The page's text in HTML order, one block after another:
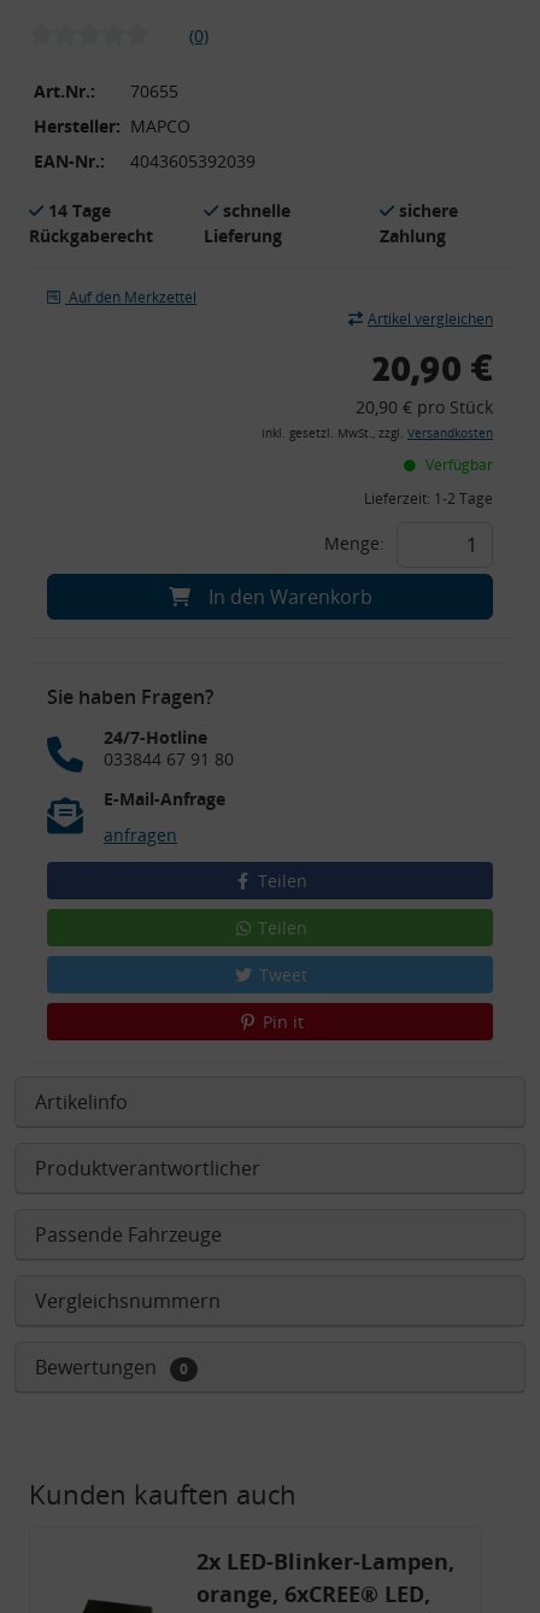
(0)
Art.Nr.:
70655
Hersteller: MAPCO
EAN-Nr.:
4043605392039
14 Tage
Rückgaberecht
schnelle
Lieferung
sichere
Zahlung
Auf den Merkzettel
Artikel vergleichen
20,90 €
20,90 € pro Stück
inkl. gesetzl. MwSt., zzgl. Versandkosten
Verfügbar
Lieferzeit: 1-2 Tage
Menge:
In den Warenkorb
Sie haben Fragen?
24/7-Hotline
033844 67 91 80
E-Mail-Anfrage
anfragen
Teilen
Teilen
Tweet
Pin it
Artikelinfo
Produktverantwortlicher
Passende Fahrzeuge
Vergleichsnummern
Bewertungen 0
Kunden kauften auch
2x LED-Blinker-Lampen,
orange, 6xCREE® LED,